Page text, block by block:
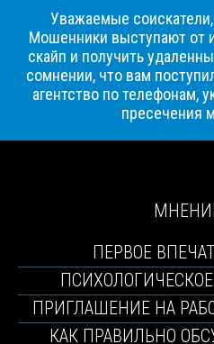
Уважаемые
Мошенники выступают от
скайп и получить
сомнении, что вам
агентство по телефонам,
пресечения
ПЕРВОЕ
ПРИГЛАШЕНИЕ НА
КАК ПРАВИЛЬНО